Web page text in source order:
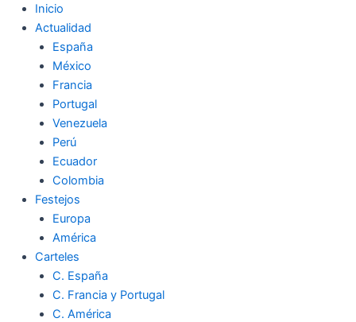
Inicio
Actualidad
España
México
Francia
Portugal
Venezuela
Perú
Ecuador
Colombia
Festejos
Europa
América
Carteles
C. España
C. Francia y Portugal
C. América